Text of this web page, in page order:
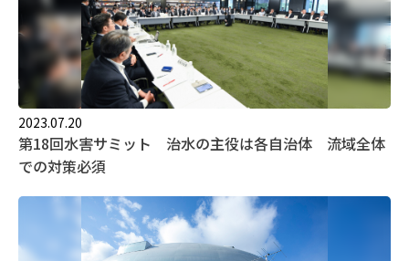
2023.07.20
第18回水害サミット 治水の主役は各自治体 流域全体
での対策必須